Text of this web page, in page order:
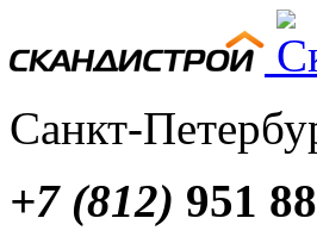
Санкт-
+7 (812) 951